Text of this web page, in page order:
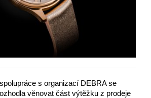
s organizací DEBRA se
věnovat část výtěžku z prodeje